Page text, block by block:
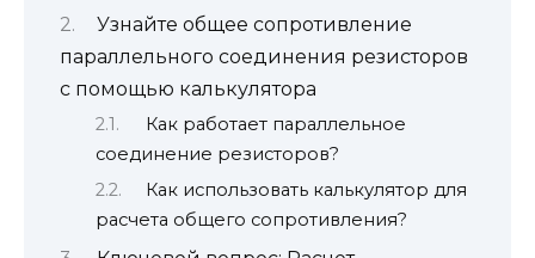
Узнайте общее сопротивление
параллельного соединения резисторов
с помощью калькулятора
Как работает параллельное
соединение резисторов?
Как использовать калькулятор для
расчета общего сопротивления?